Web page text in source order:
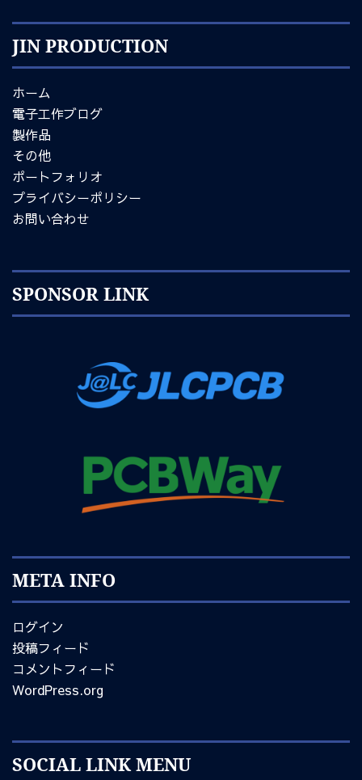
JIN PRODUCTION
ホーム
電子工作ブログ
製作品
その他
ポートフォリオ
プライバシーポリシー
お問い合わせ
SPONSOR LINK
META INFO
ログイン
投稿フィード
コメントフィード
WordPress.org
SOCIAL LINK MENU